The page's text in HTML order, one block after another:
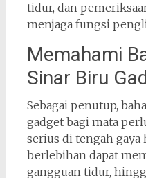
tidur, dan
menjaga fungsi
Memahami
Sinar Biru
Sebagai penutup,
gadget bagi mata
serius di tengah gaya
berlebihan dapat
gangguan tidur,